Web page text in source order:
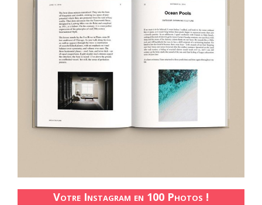
Votre Instagram en 100 Photos !